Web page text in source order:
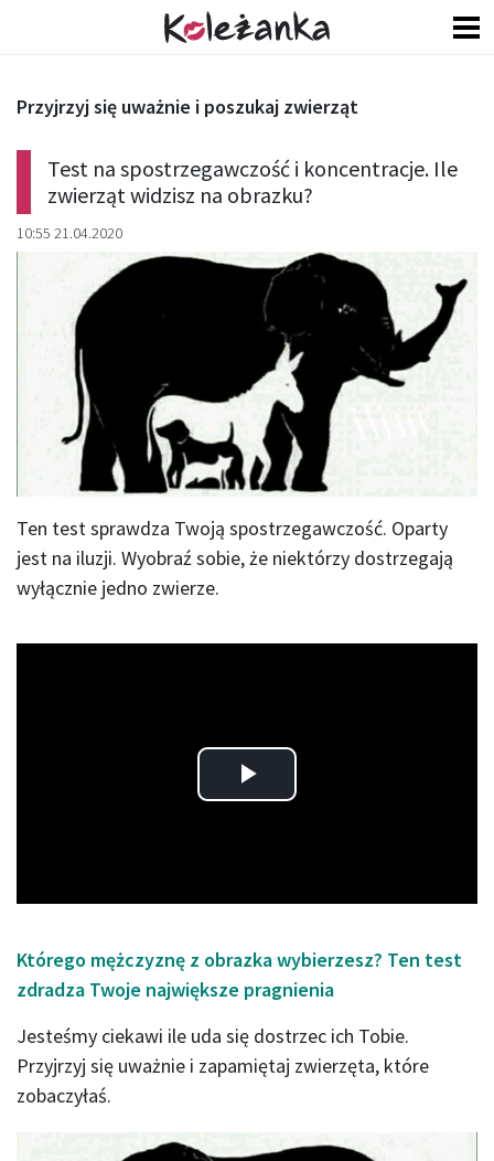
Test na spostrzegawczość i koncentracje. Ile
zwierząt widzisz na obrazku?
10:55 21.04.2020
Przyjrzyj się uważnie i poszukaj zwierząt
Ten test sprawdza Twoją spostrzegawczość. Oparty
jest na iluzji. Wyobraź sobie, że niektórzy dostrzegają
wyłącznie jedno zwierze.
Play
Którego mężczyznę z obrazka wybierzesz? Ten test
zdradza Twoje największe pragnienia
Jesteśmy ciekawi ile uda się dostrzec ich Tobie.
Przyjrzyj się uważnie i zapamiętaj zwierzęta, które
zobaczyłaś.